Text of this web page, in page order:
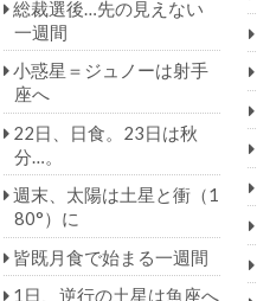
総裁選後…先の見えない
一週間
小惑星＝ジュノーは射手
座へ
22日、日食。23日は秋
分…。
週末、太陽は土星と衝（1
80°）に
皆既月食で始まる一週間
1日、逆行の土星は魚座へ